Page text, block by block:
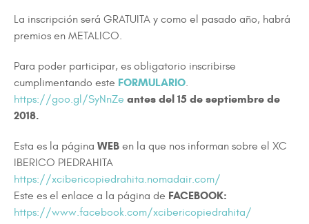
La inscripción será GRATUITA y como el pasado año, habrá
premios en METALICO.
Para poder participar, es obligatorio inscribirse
cumplimentando este FORMULARIO.
https://goo.gl/SyNnZe antes del 15 de septiembre de
2018.
Esta es la página WEB en la que nos informan sobre el XC
IBERICO PIEDRAHITA
https://xcibericopiedrahita.nomadair.com/
Este es el enlace a la página de FACEBOOK:
https://www.facebook.com/xcibericopiedrahita/